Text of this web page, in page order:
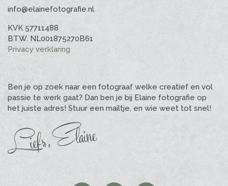
info@elainefotografie.nl
KVK 57711488
BTW. NL001875270B61
Privacy verklaring
Ben je op zoek naar een fotograaf welke creatief en vol
passie te werk gaat? Dan ben je bij Elaine fotografie op
het juiste adres! Stuur een mailtje, en wie weet tot snel!